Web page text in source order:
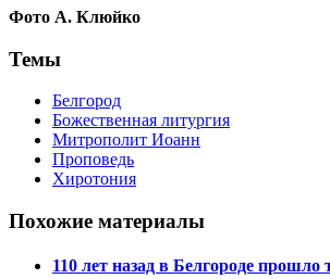
Фото А. Клюйко
Темы
Белгород
Божественная литургия
Митрополит Иоанн
Проповедь
Хиротония
Похожие материалы
110 лет назад в Белгороде прошло